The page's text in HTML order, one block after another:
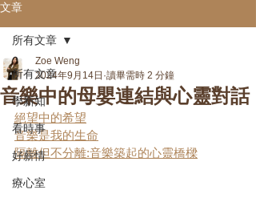
文章
所有文章
學新知
看時事
好薪情
療心室
所有文章
音樂中的母嬰連結與心靈對話
Zoe Weng
2024年9月14日 讀畢需時 2 分鐘
絕望中的希望
音樂是我的生命
隔離但不分離:音樂築起的心靈橋樑